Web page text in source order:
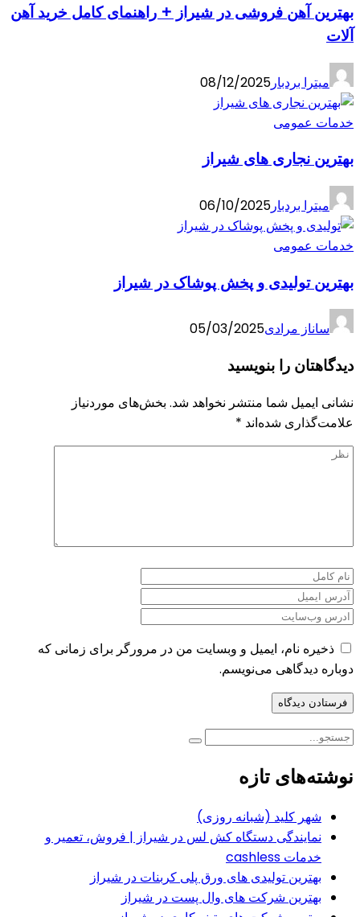
بهترین آهن فروشی در شیراز + راهنمای کامل خرید آهن
آلات
میترا بردبار 08/12/2025
خدمات عمومی
بهترین نجاری های شیراز
میترا بردبار06/10/2025
خدمات عمومی
بهترین تولیدی و پخش پوشاک در شیراز
ساناز مرادی05/03/2025
دیدگاهتان را بنویسید
نشانی ایمیل شما منتشر نخواهد شد. بخش‌های موردنیاز
علامت‌گذاری شده‌اند *
ذخیره نام، ایمیل و وبسایت من در مرورگر برای زمانی که
دوباره دیدگاهی می‌نویسم.
نوشته‌های تازه
شهر کلید (شبانه روزی)
نمایندگی دستگاه کش لس در شیراز | فروش، تعمیر و
خدمات cashless
بهترین تولیدی های ورق پلی کربنات در شیراز
بهترین شرکت های وال پست در شیراز